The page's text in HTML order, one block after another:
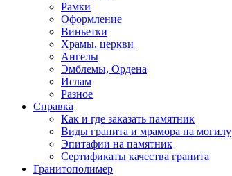
Рамки
Оформление
Виньетки
Храмы, церкви
Ангелы
Эмблемы, Ордена
Ислам
Разное
Справка
Как и где заказать памятник
Виды гранита и мрамора на могилу
Эпитафии на памятник
Сертификаты качества гранита
Гранитополимер